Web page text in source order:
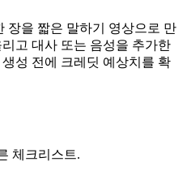
장을 짧은 말하기 영상으로 만
고 대사 또는 음성을 추가한
성 전에 크레딧 예상치를 확
체크리스트.